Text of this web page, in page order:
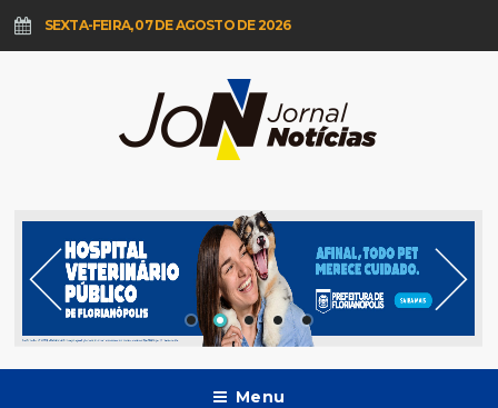
SEXTA-FEIRA, 07 DE AGOSTO DE 2026
Menu